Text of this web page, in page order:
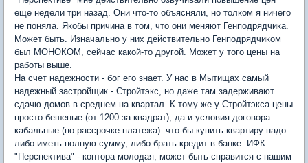
еще недели три назад. Они что-то объясняли, но толком я ничего
не поняла. Якобы причина в том, что они меняют Генподрядчика.
Может быть. Изначально у них действительно Генподрядчиком
был МОНОКОМ, сейчас какой-то другой. Может у того цены на
работы выше.
На счет надежности - бог его знает. У нас в Мытищах самый
надежный застройщик - Стройтэкс, но даже там задерживают
сдачю домов в среднем на квартал. К тому же у Стройтэкса цены
просто бешеные (от 1200 за квадрат), да и условия договора
кабальные (по рассрочке платежа): что-бы купить квартиру надо
либо иметь полную сумму, либо брать кредит в банке. ИФК
"Перспектива" - контора молодая, может быть справится с нашим